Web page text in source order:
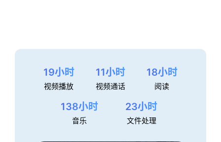
19小时
视频播放
11小时
视频通话
18小时
阅读
138小时
音乐
23小时
文件处理